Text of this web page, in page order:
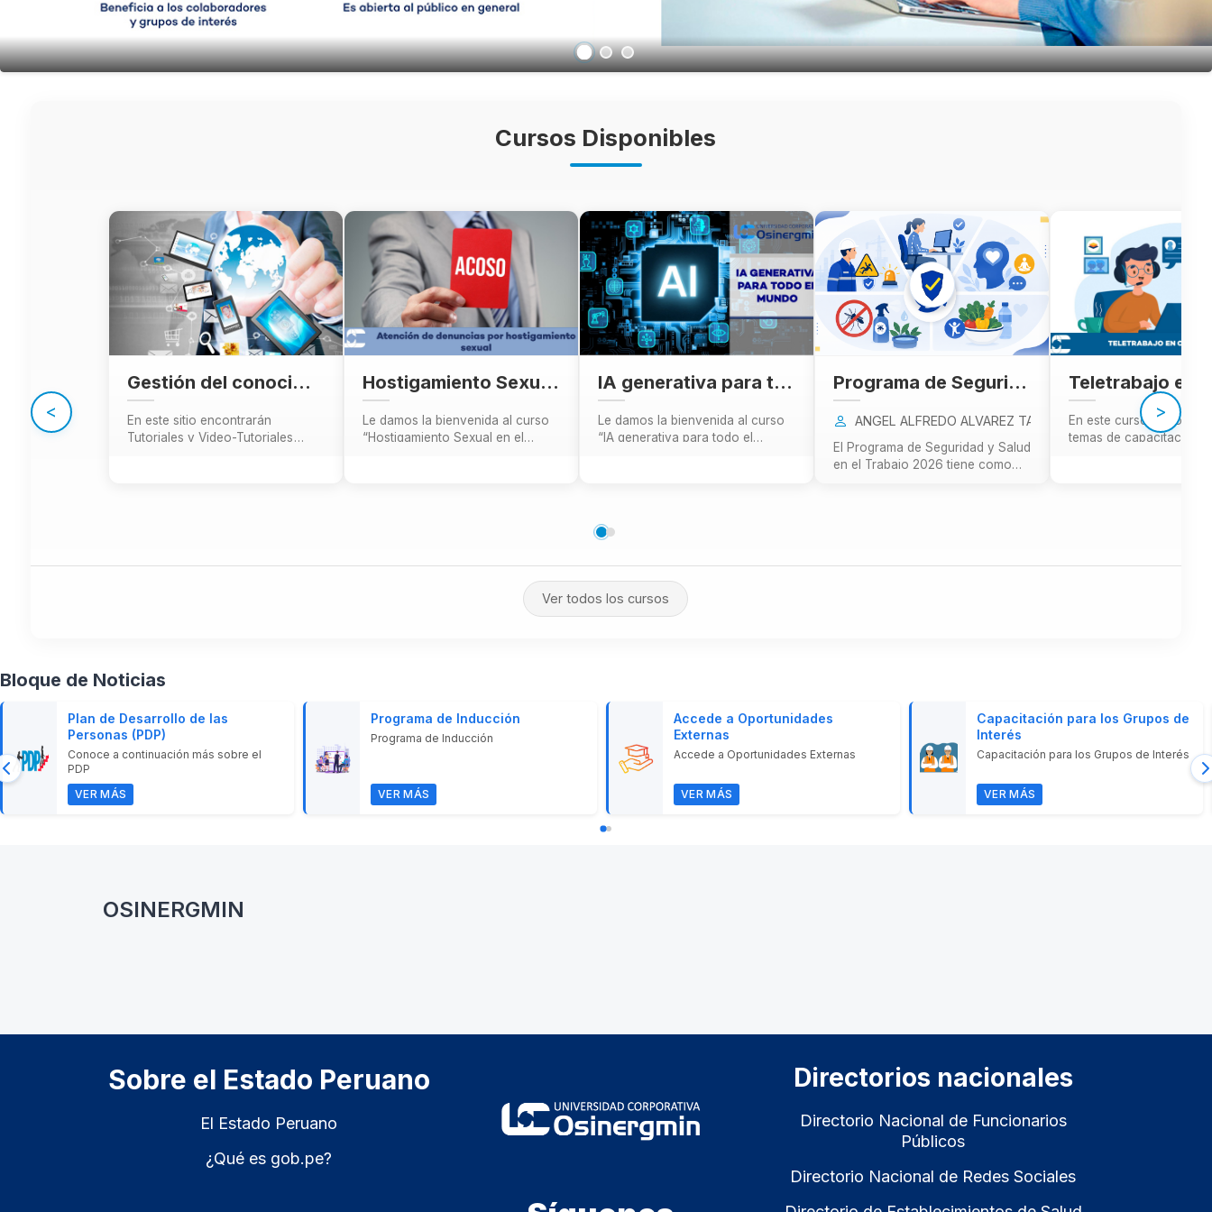
Cursos Disponibles
Gestión del conocimiento
En este sitio encontrarán
Tutoriales y Video-Tutoriales
Hostigamiento Sexual en el Ámbito Laboral
Le damos la bienvenida al curso
“Hostigamiento Sexual en el
IA generativa para todo el mundo
Le damos la bienvenida al curso
“IA generativa para todo el
Programa de Seguridad y Salud en el Trabajo 2026
ANGEL ALFREDO ALVAREZ TARAZONA, KAREN INES
El Programa de Seguridad y Salud
en el Trabajo 2026 tiene como
En este curso
temas de capacitación
< >
Ver todos los cursos
Salta Bloque de Noticias
Bloque de Noticias
Plan de Desarrollo de las
Personas (PDP)
Conoce a continuación más sobre el
PDP
VER MÁS
Programa de Inducción
Programa de Inducción
VER MÁS
Accede a Oportunidades
Externas
Accede a Oportunidades Externas
VER MÁS
Capacitación para los Grupos de
Interés
Capacitación para los Grupos de Interés
VER MÁS
OSINERGMIN
Sobre el Estado Peruano
El Estado Peruano
¿Qué es gob.pe?
Directorios nacionales
Directorio Nacional de Funcionarios
Públicos
Directorio Nacional de Redes Sociales